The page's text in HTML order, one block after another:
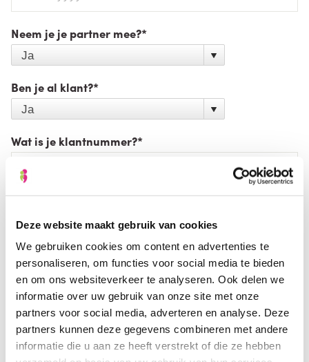
Deze website maakt gebruik van cookies
We gebruiken cookies om content en advertenties te
personaliseren, om functies voor social media te bieden
en om ons websiteverkeer te analyseren. Ook delen we
informatie over uw gebruik van onze site met onze
partners voor social media, adverteren en analyse. Deze
partners kunnen deze gegevens combineren met andere
informatie die u aan ze heeft verstrekt of die ze hebben
Neem je je partner mee?*
Ben je al klant?*
Wat is je klantnummer?*